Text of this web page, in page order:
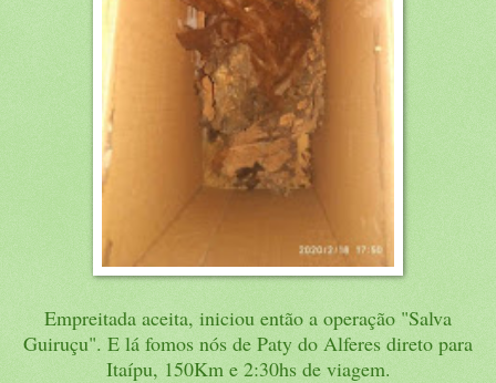
Empreitada aceita, iniciou então a operação "Salva
Guiruçu". E lá fomos nós de Paty do Alferes direto para
Itaípu, 150Km e 2:30hs de viagem.